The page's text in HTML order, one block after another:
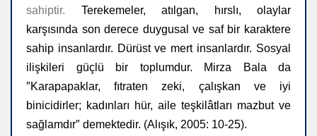
sahiptir. Terekemeler, atılgan, hırslı, olaylar
karşısında son derece duygusal ve saf bir karaktere
sahip insanlardır. Dürüst ve mert insanlardır. Sosyal
ilişkileri güçlü bir toplumdur. Mirza Bala da
″Karapapaklar, fıtraten zeki, çalışkan ve iyi
binicidirler; kadınları hür, aile teşkilâtları mazbut ve
sağlamdır″ demektedir. (Alışık, 2005: 10-25).